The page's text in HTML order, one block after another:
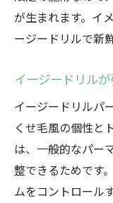
が生まれます。イ
ージードリルで新
イージードリル
イージードリルパ
くせ毛風の個性と
は、一般的なパー
整できるためです
ムをコントロール